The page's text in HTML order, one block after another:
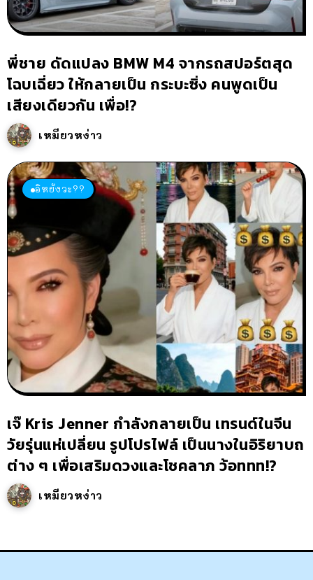
พี่ชาย ดัดแปลง BMW M4 จากรถสปอร์ตสุด
โฉบเฉี่ยว ให้กลายเป็น กระบะซิ่ง คนพูดเป็น
เสียงเดียวกัน เพื่อ!?
เหมียวหง่าว
อิหยังวะ??
เจ๊ Kris Jenner กำลังกลายเป็น เทรนด์ในจีน
วัยรุ่นแห่เปลี่ยน รูปโปรไฟล์ เป็นนางในอิริยาบถ
ต่าง ๆ เพื่อเสริมดวงและโชคลาภ ว้อททท!?
เหมียวหง่าว